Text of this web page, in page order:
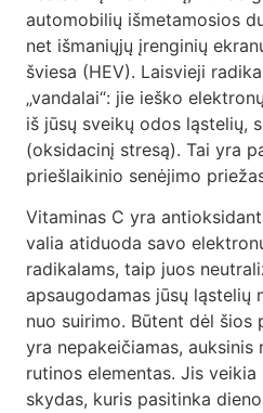
automobilių išmetamosios
net išmaniųjų įrenginių
šviesa (HEV). Laisvieji
„vandalai“: jie ieško
iš jūsų sveikų odos ląstelių,
(oksidacinį stresą). Tai yra
priešlaikinio senėjimo
Vitaminas C yra
valia atiduoda savo
radikalams, taip juos
apsaugodamas jūsų ląstelių
nuo suirimo. Būtent dėl šios
yra nepakeičiamas,
rutinos elementas. Jis
skydas, kuris pasitinka